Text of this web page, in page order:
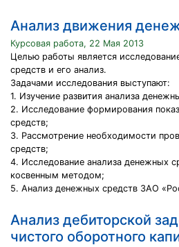
Анализ движения
Курсовая работа, 22 Мая 2013
Целью работы является
средств и его анализ.
Задачами исследования выступают:
1. Изучение развития анализа
2. Исследование формирования
средств;
3. Рассмотрение необходимости
средств;
4. Исследование анализа денежных
косвенным методом;
5. Анализ денежных средств ЗАО
Анализ дебиторской
чистого оборотного